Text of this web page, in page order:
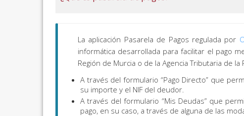
La aplicación Pasarela de Pagos regulada por
informática desarrollada para facilitar el pago
Región de Murcia o de la Agencia Tributaria de
A través del formulario “Pago Directo” que
su importe y el NIF del deudor.
A través del formulario “Mis Deudas” que
pago, en su caso, a través de alguna de las